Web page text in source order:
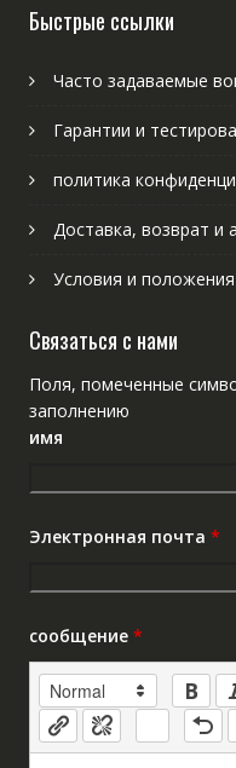
Быстрые ссылки
Часто задаваемые
Гарантии и
политика
Доставка, возврат и
Условия и положения
Связаться с нами
Поля, помеченные
заполнению
имя
Электронная почта *
сообщение *